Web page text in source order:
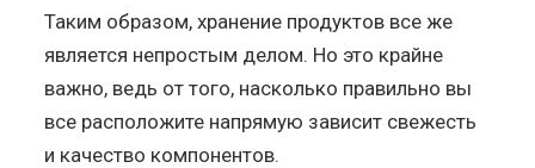
Таким образом, хранение продуктов все же
является непростым делом. Но это крайне
важно, ведь от того, насколько правильно вы
все расположите напрямую зависит свежесть
и качество компонентов.